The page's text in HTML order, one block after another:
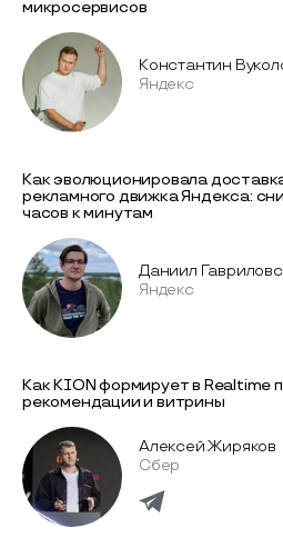
микросервисов
Константин
Яндекс
Как эволюционировала
рекламного движка Яндекса:
часов к минутам
Даниил
Яндекс
Как KION формирует в Realtime
рекомендации и витрины
Алексей Жиряков
Сбер